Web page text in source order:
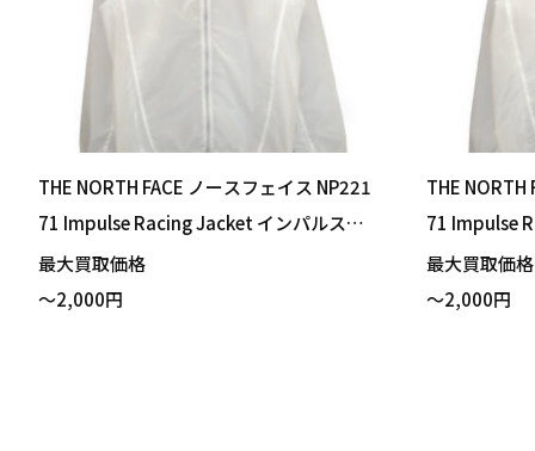
THE NORTH FACE ノースフェイス NP221
71 Impulse Racing Jacket インパルスレ
ーシングジャケット クリア ホワイト Mサ
イズ 買い取りました！
最大買取価格
～2,000円
THE NORTH
71 Impulse
ーシングジ
イズ 買い取
最大買取価
～2,000円